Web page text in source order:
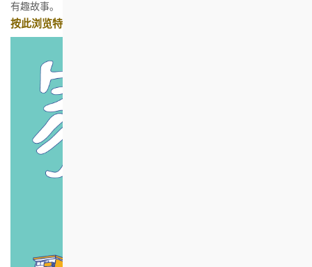
有趣故事。
按此浏览特刊（只提供繁体中文版本）